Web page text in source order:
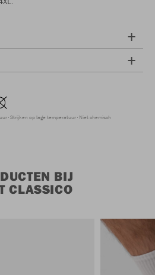
Strijken op lage temperatuur Niet chemisch
BIJ
CLASSICO